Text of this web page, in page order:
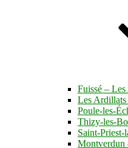
Fuissé –
Les Ardillats
Poule-les-
Thizy-les-
Saint-
Montverdun